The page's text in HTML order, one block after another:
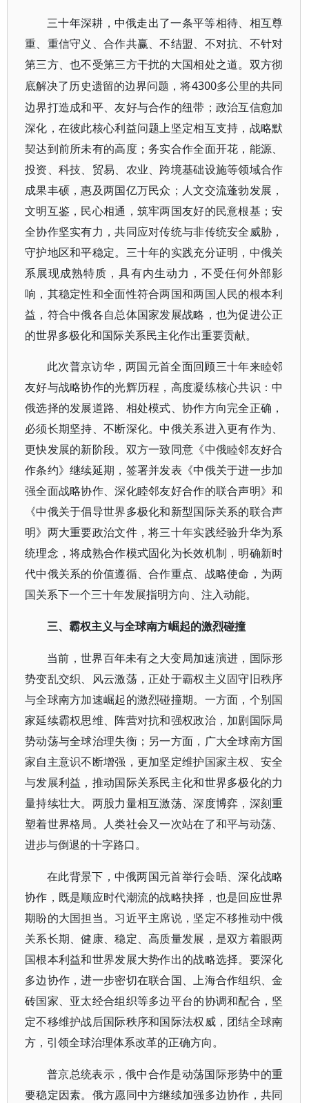
三十年深耕，中俄走出了一条平等相待、相互尊
重、重信守义、合作共赢、不结盟、不对抗、不针对
第三方、也不受第三方干扰的大国相处之道。双方彻
底解决了历史遗留的边界问题，将4300多公里的共同
边界打造成和平、友好与合作的纽带；政治互信愈加
深化，在彼此核心利益问题上坚定相互支持，战略默
契达到前所未有的高度；务实合作全面开花，能源、
投资、科技、贸易、农业、跨境基础设施等领域合作
成果丰硕，惠及两国亿万民众；人文交流蓬勃发展，
文明互鉴，民心相通，筑牢两国友好的民意根基；安
全协作坚实有力，共同应对传统与非传统安全威胁，
守护地区和平稳定。三十年的实践充分证明，中俄关
系展现成熟特质，具有内生动力，不受任何外部影
响，其稳定性和全面性符合两国和两国人民的根本利
益，符合中俄各自总体国家发展战略，也为促进公正
的世界多极化和国际关系民主化作出重要贡献。
此次普京访华，两国元首全面回顾三十年来睦邻
友好与战略协作的光辉历程，高度凝练核心共识：中
俄选择的发展道路、相处模式、协作方向完全正确，
必须长期坚持、不断深化。中俄关系进入更有作为、
更快发展的新阶段。双方一致同意《中俄睦邻友好合
作条约》继续延期，签署并发表《中俄关于进一步加
强全面战略协作、深化睦邻友好合作的联合声明》和
《中俄关于倡导世界多极化和新型国际关系的联合声
明》两大重要政治文件，将三十年实践经验升华为系
统理念，将成熟合作模式固化为长效机制，明确新时
代中俄关系的价值遵循、合作重点、战略使命，为两
国关系下一个三十年发展指明方向、注入动能。
三、霸权主义与全球南方崛起的激烈碰撞
当前，世界百年未有之大变局加速演进，国际形
势变乱交织、风云激荡，正处于霸权主义固守旧秩序
与全球南方加速崛起的激烈碰撞期。一方面，个别国
家延续霸权思维、阵营对抗和强权政治，加剧国际局
势动荡与全球治理失衡；另一方面，广大全球南方国
家自主意识不断增强，更加坚定维护国家主权、安全
与发展利益，推动国际关系民主化和世界多极化的力
量持续壮大。两股力量相互激荡、深度博弈，深刻重
塑着世界格局。人类社会又一次站在了和平与动荡、
进步与倒退的十字路口。
在此背景下，中俄两国元首举行会晤、深化战略
协作，既是顺应时代潮流的战略抉择，也是回应世界
期盼的大国担当。习近平主席说，坚定不移推动中俄
关系长期、健康、稳定、高质量发展，是双方着眼两
国根本利益和世界发展大势作出的战略选择。要深化
多边协作，进一步密切在联合国、上海合作组织、金
砖国家、亚太经合组织等多边平台的协调和配合，坚
定不移维护战后国际秩序和国际法权威，团结全球南
方，引领全球治理体系改革的正确方向。
普京总统表示，俄中合作是动荡国际形势中的重
要稳定因素。俄方愿同中方继续加强多边协作，共同